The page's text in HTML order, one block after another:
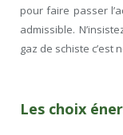
pour faire passer
admissible.
gaz de schiste c’est
Les choix